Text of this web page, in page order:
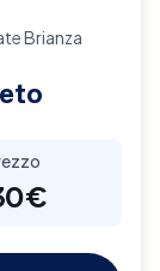
Brianza